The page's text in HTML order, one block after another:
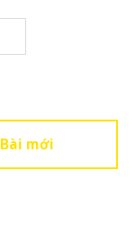
Bài mới